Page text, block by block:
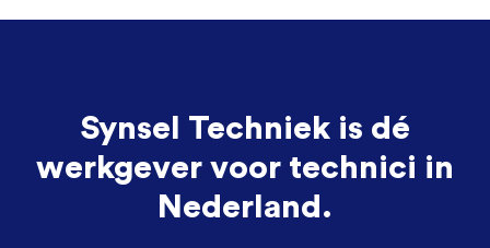
Synsel Techniek is dé
werkgever voor technici in
Nederland.